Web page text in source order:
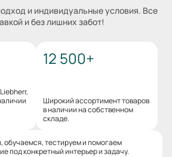
и индивидуальные условия. Все
и без лишних забот!
12 500+
Широкий ассортимент товаров
в наличии на собственном
складе.
тестируем и помогаем
под конкретный интерьер и задачу.